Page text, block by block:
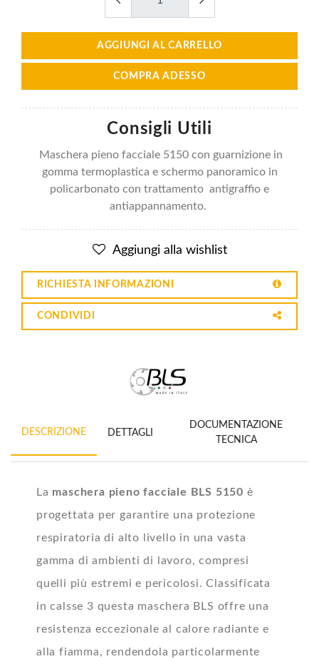
AGGIUNGI AL CARRELLO
COMPRA ADESSO
Consigli Utili
Maschera pieno facciale 5150 con guarnizione in
gomma termoplastica e schermo panoramico in
policarbonato con trattamento antigraffio e
antiappannamento.
Aggiungi alla wishlist
RICHIESTA INFORMAZIONI
CONDIVIDI
DESCRIZIONE DETTAGLI
DOCUMENTAZIONE
TECNICA
La maschera pieno facciale BLS 5150 è
progettata per garantire una protezione
respiratoria di alto livello in una vasta
gamma di ambienti di lavoro, compresi
quelli più estremi e pericolosi. Classificata
in calsse 3 questa maschera BLS offre una
resistenza eccezionale al calore radiante e
alla fiamma, rendendola particolarmente